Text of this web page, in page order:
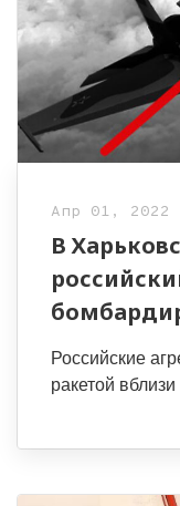
Апр 01, 2022
В
Российские
ракетой